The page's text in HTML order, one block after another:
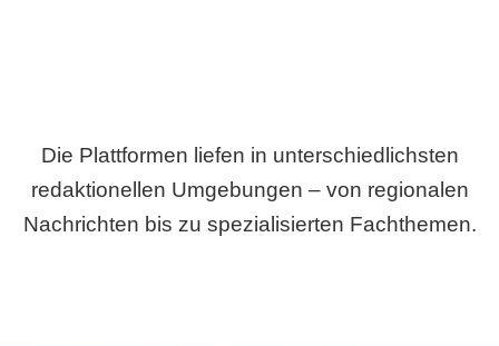
Die Plattformen liefen in unterschiedlichsten
redaktionellen Umgebungen – von regionalen
Nachrichten bis zu spezialisierten Fachthemen.